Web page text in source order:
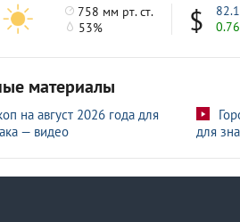
758 мм рт. ст.
53%
0.76
материалы
на август 2026 года для
— видео
для